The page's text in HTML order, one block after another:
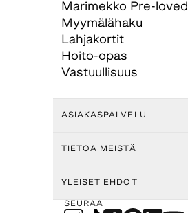
Marimekko Pre-loved
Myymälähaku
Lahjakortit
Hoito-opas
Vastuullisuus
ASIAKASPALVELU
TIETOA MEISTÄ
YLEISET EHDOT
SEURAA